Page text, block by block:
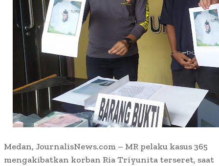
Medan, JournalisNews.com – MR pelaku kasus 365
mengakibatkan korban Ria Triyunita terseret, saat